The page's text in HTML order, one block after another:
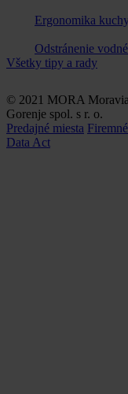
Ergonomika
Odstránenie
Všetky tipy a rady
© 2021 MORA
Gorenje spol. s r. o.
Predajné miesta
Data Act